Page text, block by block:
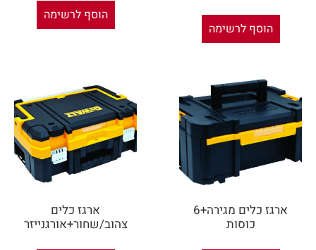
הוסף לרשימה
הוסף לרשימה
ארגז כלים מגירה+6
כוסות
ארגז כלים
צהוב/שחור+אורגנייזר